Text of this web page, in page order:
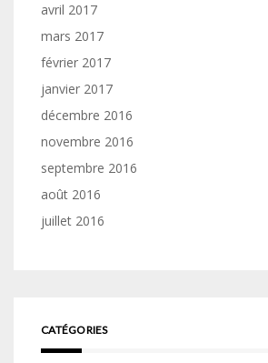
avril 2017
mars 2017
février 2017
janvier 2017
décembre 2016
novembre 2016
septembre 2016
août 2016
juillet 2016
CATÉGORIES